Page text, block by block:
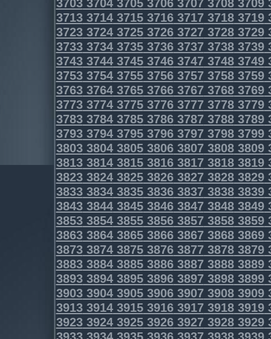
3713371437153716371737183719
3723372437253726372737283729
3733373437353736373737383739
3743374437453746374737483749
3753375437553756375737583759
3763376437653766376737683769
3773377437753776377737783779
3783378437853786378737883789
3793379437953796379737983799
3803380438053806380738083809
3813381438153816381738183819
3823382438253826382738283829
3833383438353836383738383839
3843384438453846384738483849
3853385438553856385738583859
3863386438653866386738683869
3873387438753876387738783879
3883388438853886388738883889
3893389438953896389738983899
3903390439053906390739083909
3913391439153916391739183919
3923392439253926392739283929